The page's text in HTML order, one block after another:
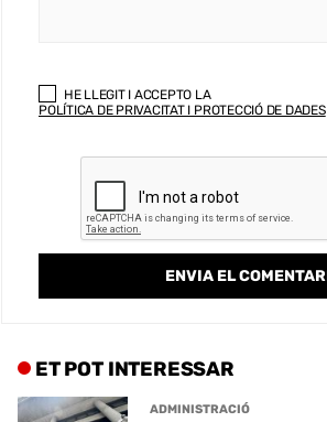
HE LLEGIT I ACCEPTO LA
POLÍTICA DE PRIVACITAT I PROTECCIÓ DE DADES
ET POT INTERESSAR
ADMINISTRACIÓ